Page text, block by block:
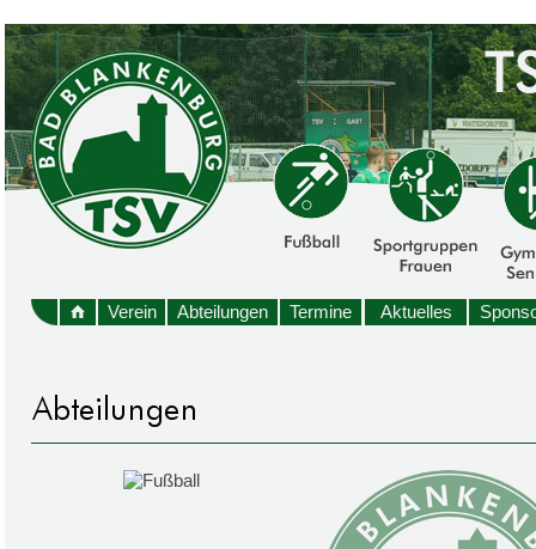
Verein Abteilungen Termine Aktuelles